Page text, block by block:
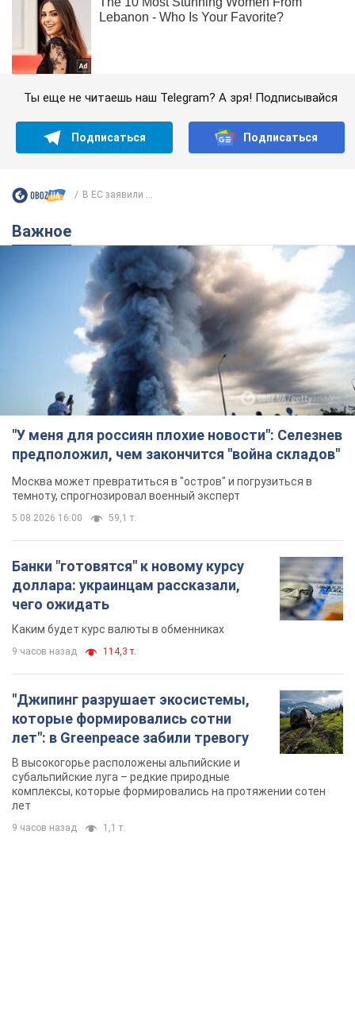
Ты еще не читаешь наш Telegram? А зря! Подписывайся
Подписаться Подписаться
В ЕС заявили ...
Важное
"У меня для россиян плохие новости": Селезнев
предположил, чем закончится "война складов"
Москва может превратиться в "остров" и погрузиться в
темноту, спрогнозировал военный эксперт
5.08.2026 16:00 59,1 т.
Банки "готовятся" к новому курсу
доллара: украинцам рассказали,
чего ожидать
Каким будет курс валюты в обменниках
9 часов назад 114,3 т.
"Джипинг разрушает экосистемы,
которые формировались сотни
лет": в Greenpeace забили тревогу
В высокогорье расположены альпийские и
субальпийские луга – редкие природные
комплексы, которые формировались на протяжении сотен
лет
9 часов назад 1,1 т.